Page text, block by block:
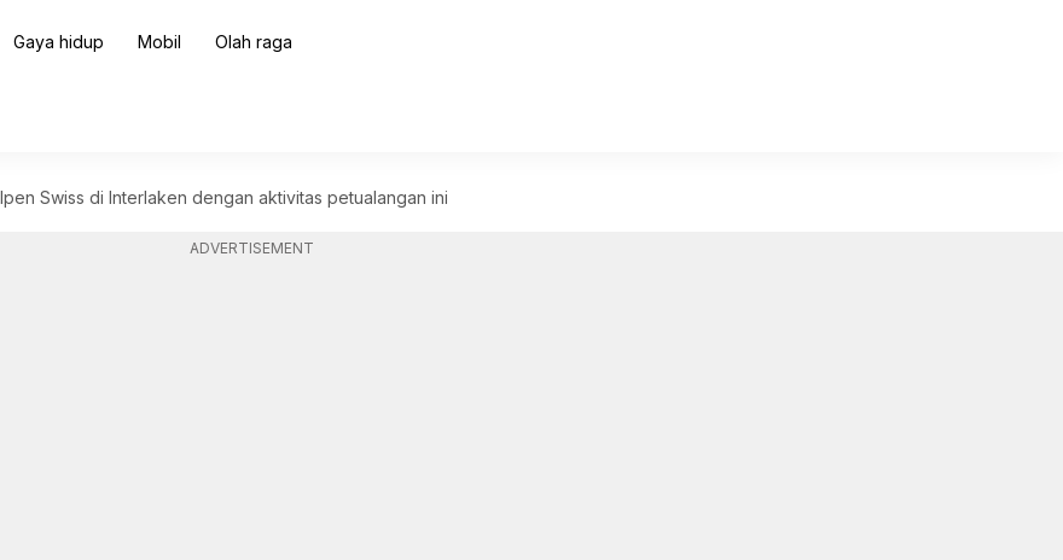
Gaya hidup Mobil Olah raga
Swiss di Interlaken dengan aktivitas petualangan ini
ADVERTISEMENT